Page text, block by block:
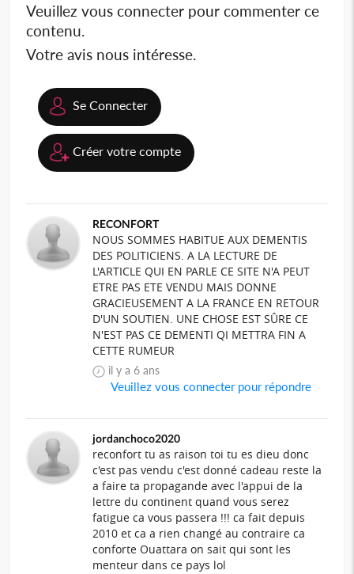
Veuillez vous connecter pour commenter ce
contenu.
Votre avis nous intéresse.
Se Connecter
Créer votre compte
RECONFORT
NOUS SOMMES HABITUE AUX DEMENTIS
DES POLITICIENS. A LA LECTURE DE
L'ARTICLE QUI EN PARLE CE SITE N'A PEUT
ETRE PAS ETE VENDU MAIS DONNE
GRACIEUSEMENT A LA FRANCE EN RETOUR
D'UN SOUTIEN. UNE CHOSE EST SÛRE CE
N'EST PAS CE DEMENTI QI METTRA FIN A
CETTE RUMEUR
il y a 6 ans
Veuillez vous connecter pour répondre
jordanchoco2020
reconfort tu as raison toi tu es dieu donc
c'est pas vendu c'est donné cadeau reste la
a faire ta propagande avec l'appui de la
lettre du continent quand vous serez
fatigue ca vous passera !!! ca fait depuis
2010 et ca a rien changé au contraire ca
conforte Ouattara on sait qui sont les
menteur dans ce pays lol